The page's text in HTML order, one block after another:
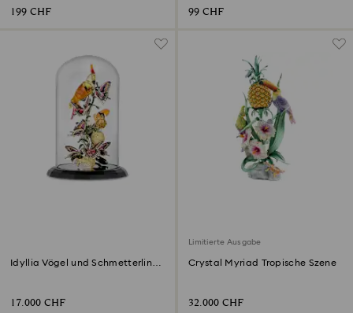
199 CHF 99 CHF
Idyllia Vögel und Schmetterlinge
17.000 CHF
Limitierte Ausgabe
Crystal Myriad Tropische Szene
32.000 CHF